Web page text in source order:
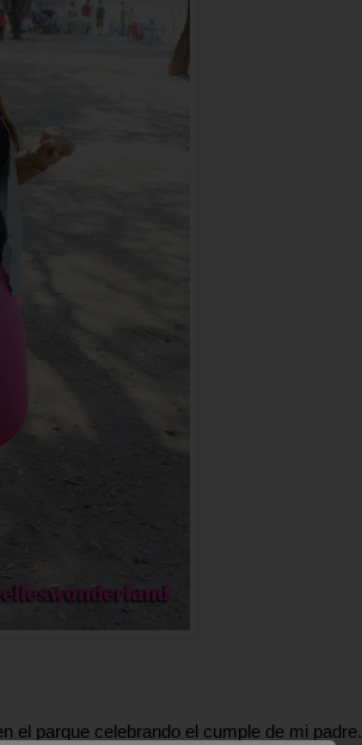
el parque celebrando el cumple de mi padre.